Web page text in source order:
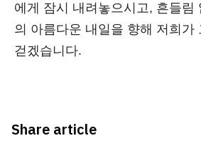
에게 잠시 내려놓으시고, 흔들림
의 아름다운 내일을 향해 저희가
걷겠습니다.
Share article